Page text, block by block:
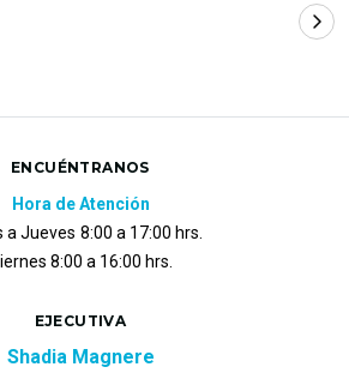
ENCUÉNTRANOS
Hora de Atención
a Jueves 8:00 a 17:00 hrs.
8:00 a 16:00 hrs.
EJECUTIVA
Shadia Magnere